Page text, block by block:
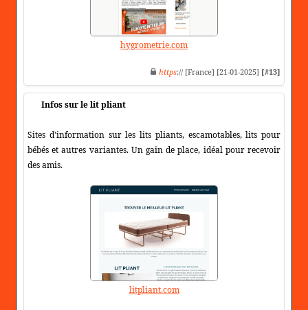
hygrometrie.com
https:// [France] [21-01-2025] [#13]
Infos sur le lit pliant
Sites d'information sur les lits pliants, escamotables, lits pour
bébés et autres variantes. Un gain de place, idéal pour recevoir
des amis.
litpliant.com